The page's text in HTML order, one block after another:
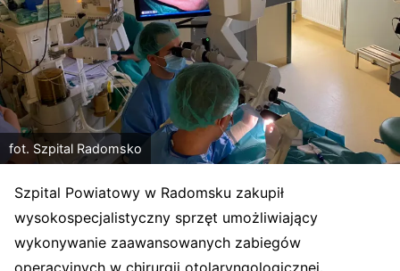
fot. Szpital Radomsko
Szpital Powiatowy w Radomsku zakupił
wysokospecjalistyczny sprzęt umożliwiający
wykonywanie zaawansowanych zabiegów